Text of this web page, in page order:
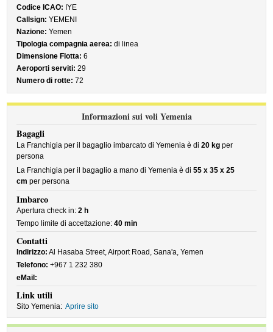
Codice ICAO: IYE
Callsign: YEMENI
Nazione: Yemen
Tipologia compagnia aerea: di linea
Dimensione Flotta: 6
Aeroporti serviti: 29
Numero di rotte: 72
Informazioni sui voli Yemenia
Bagagli
La Franchigia per il bagaglio imbarcato di Yemenia è di20 kg per
persona
La Franchigia per il bagaglio a mano di Yemenia è di55 x 35 x 25
cm per persona
Imbarco
Apertura check in:2 h
Tempo limite di accettazione:40 min
Contatti
Indirizzo: Al Hasaba Street, Airport Road, Sana'a, Yemen
Telefono: +967 1 232 380
eMail:
Link utili
Sito Yemenia: Aprire sito